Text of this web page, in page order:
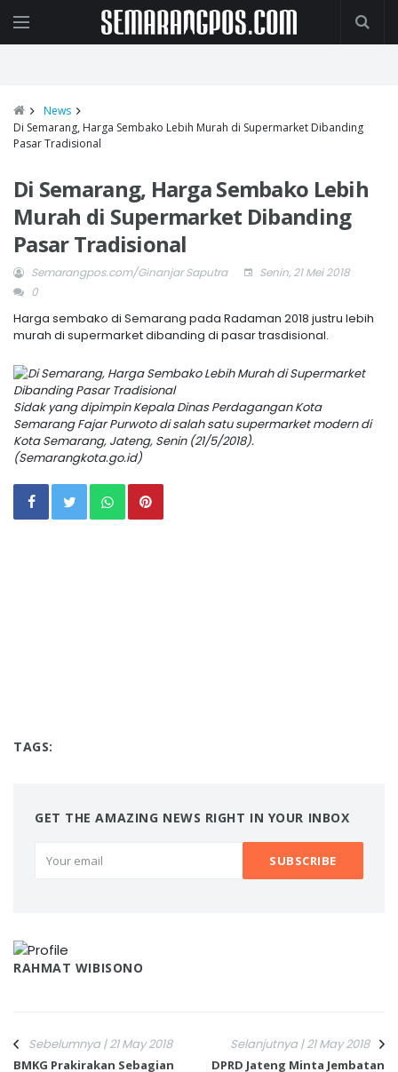
News
Di Semarang, Harga Sembako Lebih Murah di Supermarket Dibanding
Pasar Tradisional
Di Semarang, Harga Sembako Lebih
Murah di Supermarket Dibanding
Pasar Tradisional
Semarangpos.com/Ginanjar Saputra
Senin, 21 Mei 2018
0
Harga sembako di Semarang pada Radaman 2018 justru lebih
murah di supermarket dibanding di pasar trasdisional.
Sidak yang dipimpin Kepala Dinas Perdagangan Kota
Semarang Fajar Purwoto di salah satu supermarket modern di
Kota Semarang, Jateng, Senin (21/5/2018).
(Semarangkota.go.id)
TAGS:
GET THE AMAZING NEWS RIGHT IN YOUR INBOX
RAHMAT WIBISONO
Sebelumnya | 21 May 2018
BMKG Prakirakan Sebagian
Selanjutnya | 21 May 2018
DPRD Jateng Minta Jembatan